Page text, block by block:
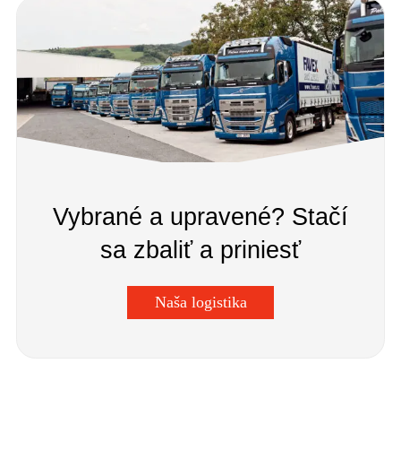
Vybrané a upravené? Stačí
sa zbaliť a priniesť
Naša logistika